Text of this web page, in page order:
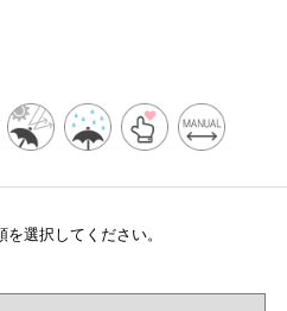
選択してください。